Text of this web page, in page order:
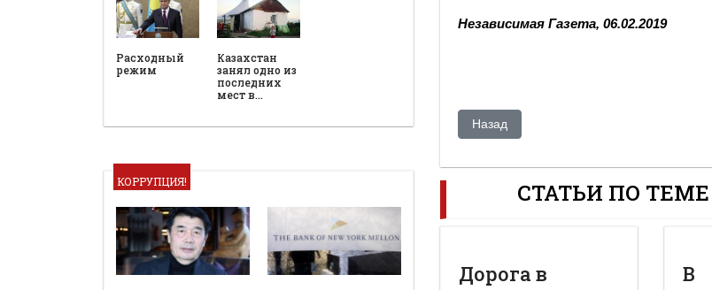
Расходный
режим
Казахстан
занял одно из
последних
мест в…
КОРРУПЦИЯ!
Независимая Газета, 06.02.2019
Предыдущий: Акежан КАЖЕГЕЛЬДИН:
Назад
СТАТЬИ ПО ТЕМЕ
Дорога в
В